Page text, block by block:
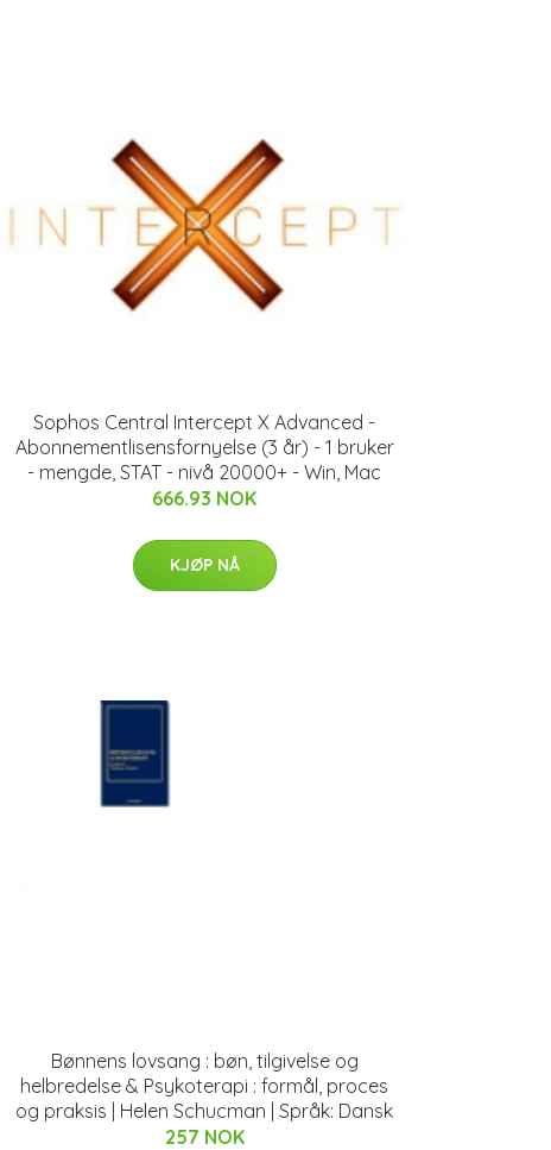
Sophos Central Intercept X Advanced -
Abonnementlisensfornyelse (3 år) - 1 bruker
- mengde, STAT - nivå 20000+ - Win, Mac
666.93 NOK
KJØP NÅ
Bønnens lovsang : bøn, tilgivelse og
helbredelse & Psykoterapi : formål, proces
og praksis | Helen Schucman | Språk: Dansk
257 NOK